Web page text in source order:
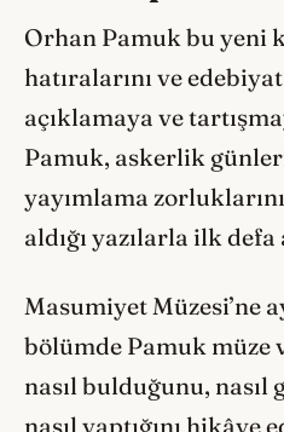
Orhan Pamuk bu yeni
hatıralarını ve edebiyat
açıklamaya ve
Pamuk, askerlik
yayımlama
aldığı yazılarla ilk defa
Masumiyet Müzesi’ne
bölümde Pamuk müze
nasıl bulduğunu,
nasıl yaptığını hikâye